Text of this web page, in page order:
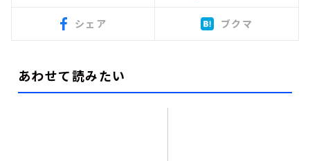
シェア ブクマ
あわせて読みたい